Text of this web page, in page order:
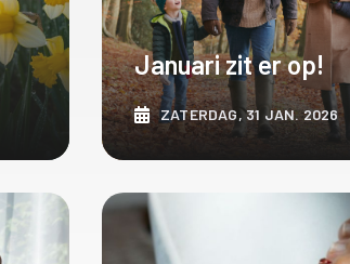
Januari zit er op!
ZATERDAG, 31 JAN. 2026
ONTDEK MEER